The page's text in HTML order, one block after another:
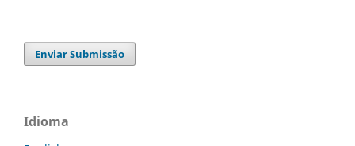
Enviar Submissão
Idioma